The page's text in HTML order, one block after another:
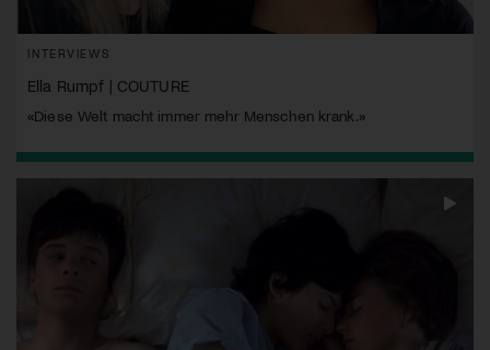
INTERVIEWS
Ella Rumpf | COUTURE
«Diese Welt macht immer mehr Menschen krank.»